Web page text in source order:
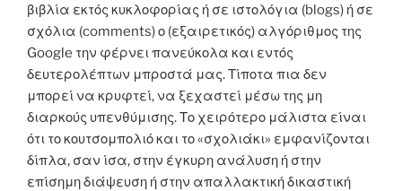
βιβλία εκτός κυκλοφορίας ή σε ιστολόγια (blogs) ή σε
σχόλια (comments) ο (εξαιρετικός) αλγόριθμος της
Google την φέρνει πανεύκολα και εντός
δευτερολέπτων μπροστά μας. Τίποτα πια δεν
μπορεί να κρυφτεί, να ξεχαστεί μέσω της μη
διαρκούς υπενθύμισης. Το χειρότερο μάλιστα είναι
ότι το κουτσομπολιό και το «σχολιάκι» εμφανίζονται
δίπλα, σαν ίσα, στην έγκυρη ανάλυση ή στην
επίσημη διάψευση ή στην απαλλακτική δικαστική